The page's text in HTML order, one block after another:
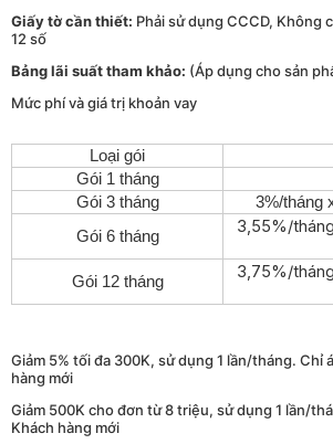
Giấy tờ cần thiết: Phải sử dụng CCCD, Không
12 số
Bảng lãi suất tham khảo: (Áp dụng cho sản
Mức phí và giá trị khoản vay
Loại gói
Gói 1 tháng
Gói 3 tháng
3%/tháng
Gói 6 tháng
3,55%/
Gói 12 tháng 3,75%/
Giảm 5% tối đa 300K, sử dụng 1 lần/tháng. Chỉ
hàng mới
Giảm 500K cho đơn từ 8 triệu, sử dụng 1 lần/
Khách hàng mới